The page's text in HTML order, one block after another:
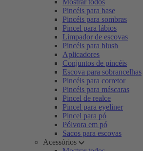
Mostrar todos
Pincéis para base
Pincéis para sombras
Pincel para lábios
Limpador de escovas
Pincéis para blush
Aplicadores
Conjuntos de pincéis
Escova para sobrancelhas
Pincéis para corretor
Pincéis para máscaras
Pincel de realce
Pincel para eyeliner
Pincel para pó
Pólvora em pó
Sacos para escovas
Acessórios